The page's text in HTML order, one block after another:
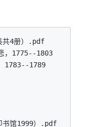
共4册）.pdf
，1775--1803
1783--1789
书馆1999）.pdf